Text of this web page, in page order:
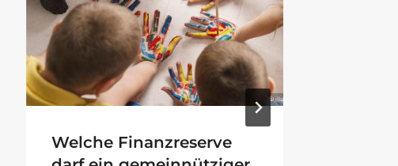
Welche Finanzreserve